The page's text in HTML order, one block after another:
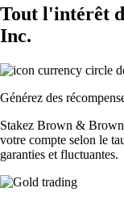
Tout l'intérêt
Inc.
Générez des
Stakez Brown &
votre compte selon le
garanties et fluctuantes.